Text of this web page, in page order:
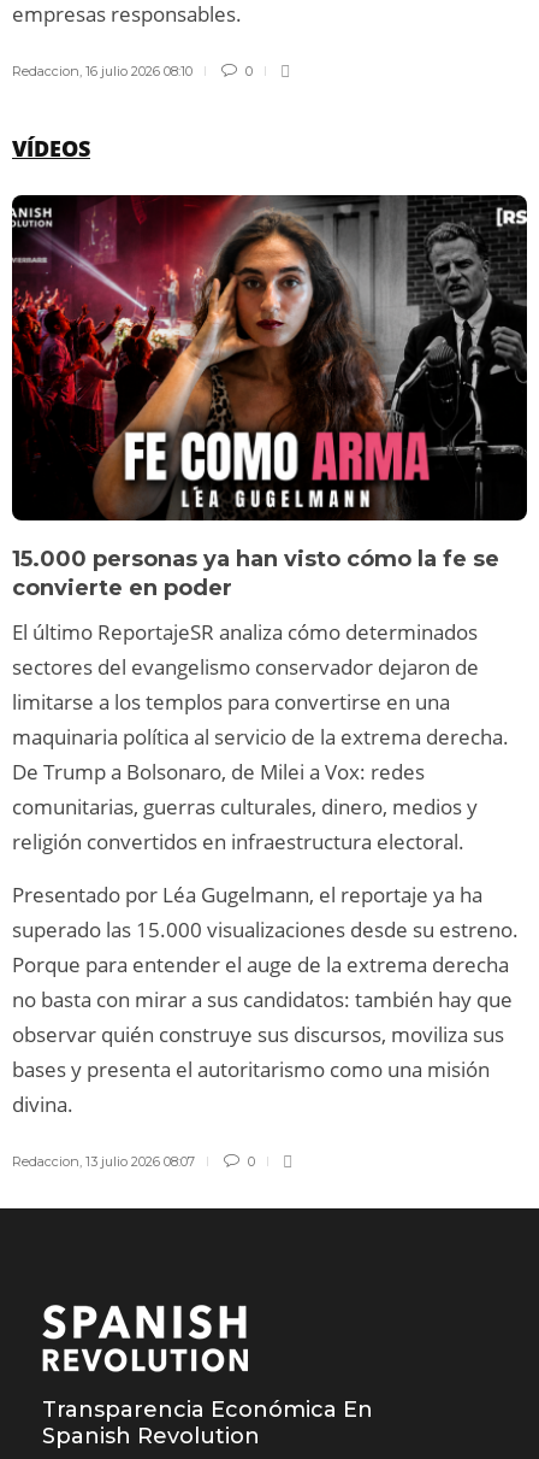
empresas responsables.
Redaccion, 16 julio 2026 08:10 0
VÍDEOS
15.000 personas ya han visto cómo la fe se
convierte en poder
El último ReportajeSR analiza cómo determinados
sectores del evangelismo conservador dejaron de
limitarse a los templos para convertirse en una
maquinaria política al servicio de la extrema derecha.
De Trump a Bolsonaro, de Milei a Vox: redes
comunitarias, guerras culturales, dinero, medios y
religión convertidos en infraestructura electoral.
Presentado por Léa Gugelmann, el reportaje ya ha
superado las 15.000 visualizaciones desde su estreno.
Porque para entender el auge de la extrema derecha
no basta con mirar a sus candidatos: también hay que
observar quién construye sus discursos, moviliza sus
bases y presenta el autoritarismo como una misión
divina.
Redaccion, 13 julio 2026 08:07 0
Transparencia Económica En
Spanish Revolution